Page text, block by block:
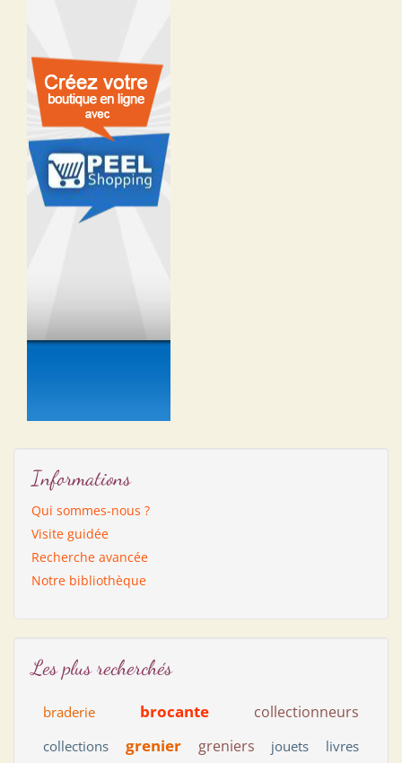
Informations
Qui sommes-nous ?
Visite guidée
Recherche avancée
Notre bibliothèque
Les plus recherchés
braderie brocante collectionneurs
collections grenier greniers jouets livres